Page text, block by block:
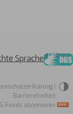
Sprache
|
Barrierefreiheit
Feeds abonnieren